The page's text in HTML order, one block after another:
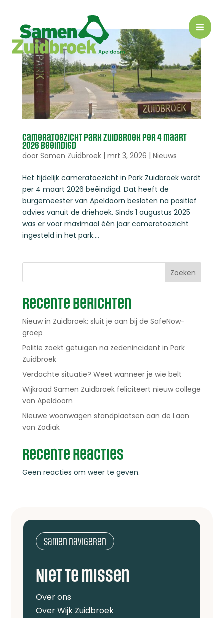

Cameratoezicht Park Zuidbroek per 4 maart
2026 beëindigd
door Samen Zuidbroek| mrt 3, 2026 | Nieuws
Het tijdelijk cameratoezicht in Park Zuidbroek wordt
per 4 maart 2026 beëindigd. Dat heeft de
burgemeester van Apeldoorn besloten na positief
advies vanuit de driehoek. Sinds 1 augustus 2025
was er voor maximaal één jaar cameratoezicht
ingesteld in het park....
Zoeken
Recente berichten
Nieuw in Zuidbroek: sluit je aan bij de SafeNow-
groep
Politie zoekt getuigen na zedenincident in Park
Zuidbroek
Verdachte situatie? Weet wanneer je wie belt
Wijkraad Samen Zuidbroek feliciteert nieuw college
van Apeldoorn
Nieuwe woonwagen standplaatsen aan de Laan
van Zodiak
Recente reacties
Geen reacties om weer te geven.
Samen navigeren
Niet te missen
Over ons
Over Wijk Zuidbroek